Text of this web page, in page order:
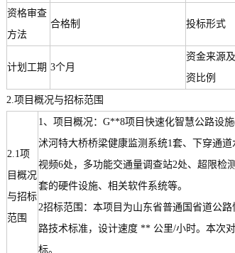
资格审查
方法
合格制 投标形式
计划工期 3个月
资金来源
资比例
2.项目概况与招标范围
2.1项
目概况
与招标
范围
1、项目概况：G**8项目快速化智慧公路设
沭河特大桥桥梁健康监测系统1套、下穿通
视频6处，多功能交通量调查站2处、超限检
套的硬件设施、相关软件系统等。
2招标范围：本项目为山东省普通国省道公
路技术标准，设计速度 ** 公里/小时。本次
标。